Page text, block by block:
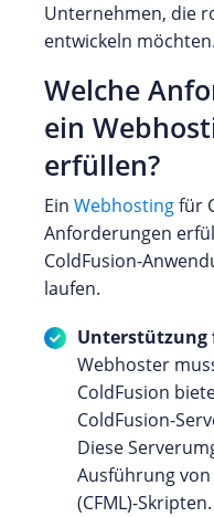
Unternehmen, die
entwickeln möchten.
Welche
ein
erfüllen?
Ein Webhostingfür
Anforderungen
ColdFusion-
laufen.
Unterstützung
Webhoster
ColdFusion
ColdFusion-
Diese
Ausführung
(CFML)-Skripten.